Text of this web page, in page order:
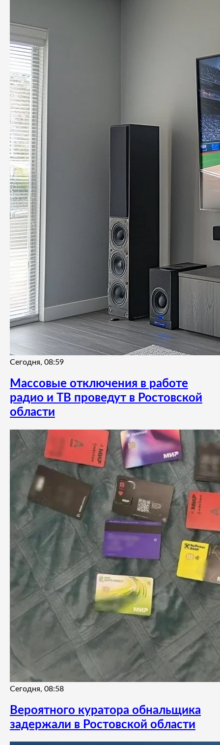
Сегодня, 08:59
Массовые отключения в работе
радио и ТВ проведут в Ростовской
области
Сегодня, 08:58
Вероятного куратора обнальщика
задержали в Ростовской области